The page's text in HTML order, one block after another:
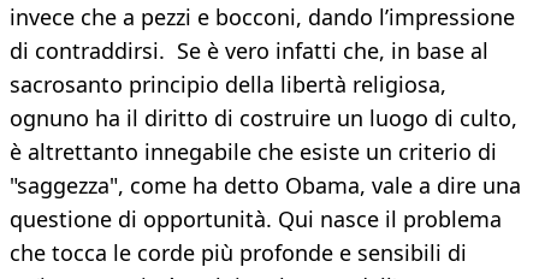
invece che a pezzi e bocconi, dando l’impressione
di contraddirsi. Se è vero infatti che, in base al
sacrosanto principio della libertà religiosa,
ognuno ha il diritto di costruire un luogo di culto,
è altrettanto innegabile che esiste un criterio di
"saggezza", come ha detto Obama, vale a dire una
questione di opportunità. Qui nasce il problema
che tocca le corde più profonde e sensibili di